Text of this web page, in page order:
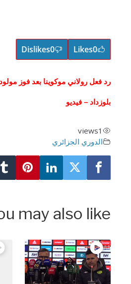
Likes
0
Dislikes
فعل رولاني موكوينا بعد فوز مولودية
– فيديو
views
الدوري الجزائري
You may also